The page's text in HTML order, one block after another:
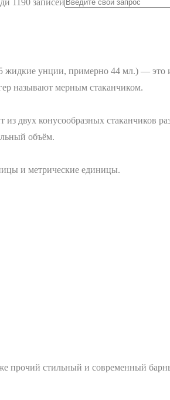
унции, примерно 44 мл.) — это
называют мерным стаканчиком.
двух конусообразных стаканчиков
объём.
и метрические единицы.
прочий стильный и современный